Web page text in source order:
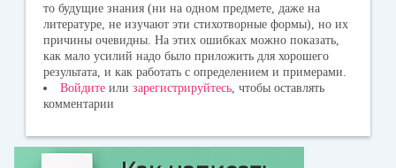
то будущие знания (ни на одном предмете, даже на
литературе, не изучают эти стихотворные формы), но их
причины очевидны. На этих ошибках можно показать,
как мало усилий надо было приложить для хорошего
результата, и как работать с определением и примерами.
Войдите или зарегистрируйтесь , чтобы оставлять
комментарии